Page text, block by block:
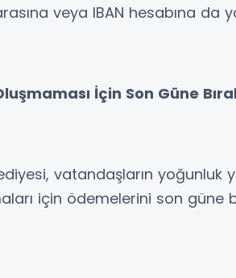
veya IBAN hesabına da
İçin Son Güne
vatandaşların yoğunluk
için ödemelerini son güne